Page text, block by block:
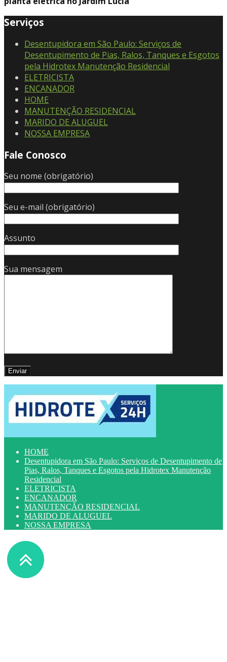
Serviços
Desentupidora em São Paulo: Serviços de
Desentupimento de Pias, Ralos, Tanques e Esgotos
pela Hidrotex Manutenção Residencial
ELETRICISTA
ENCANADOR
HOME
MANUTENÇÃO RESIDENCIAL
MARIDO DE ALUGUEL
NOSSA EMPRESA
Fale Conosco
Seu nome (obrigatório)
Seu e-mail (obrigatório)
Assunto
Sua mensagem
HOME
Desentupidora em São Paulo: Serviços de Desentupimento de
Pias, Ralos, Tanques e Esgotos pela Hidrotex Manutenção
Residencial
ELETRICISTA
ENCANADOR
MANUTENÇÃO RESIDENCIAL
MARIDO DE ALUGUEL
NOSSA EMPRESA